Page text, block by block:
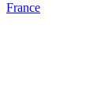
France